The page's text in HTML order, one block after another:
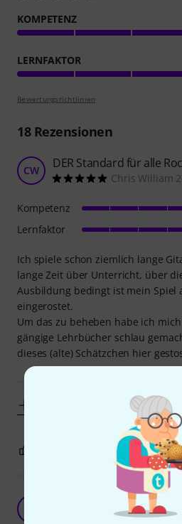
KOMPETENZ
LERNFAKTOR
Bewertungsrichtlinien
18Rezensionen
CW DER Standard für alle
Chris William
Ich spiele schon ziemlich lange
lange Zeit über Unterricht, über
Ausbildung bedingt ist mein Spiel
eingerostet.
Um das zu beheben habe ich
gängige Lehrbücher schlau
dieses (alte) Schätzchen hier
Kompetenz
Lernfaktor
BEWERTUNG
Das Lehrbuch vom Profi
Hänschen